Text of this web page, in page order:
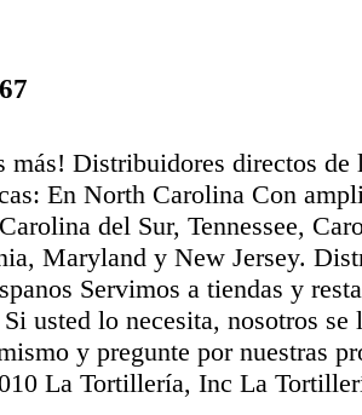
más! Distribuidores directos de
En North Carolina Con
del Sur, Tennessee,
Maryland y New Jersey.
Servimos a tiendas y
usted lo necesita, nosotros se
y pregunte por nuestras
La Tortillería, Inc La